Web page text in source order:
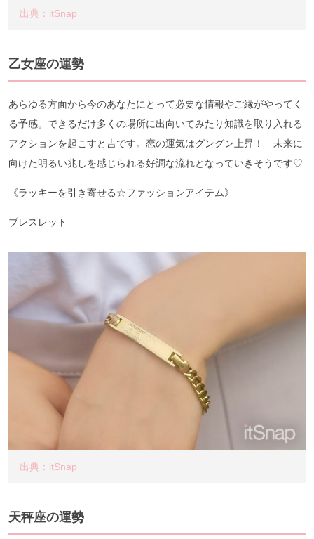
出典：itSnap
乙女座の運勢
あらゆる方面から今のあなたにとって必要な情報やご縁がやってく
る予感。できるだけ多くの場所に出向いてみたり知識を取り入れる
アクションを起こすと吉です。恋の運気はグングン上昇！ 未来に
向けた明るい兆しを感じられる好調な流れとなっていきそうです♡
《ラッキーを引き寄せる☆ファッションアイテム》
ブレスレット
出典：itSnap
天秤座の運勢